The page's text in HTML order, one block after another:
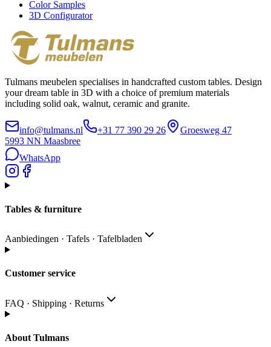
Color Samples
3D Configurator
Tulmans meubelen specialises in handcrafted custom tables. Design
your dream table in 3D with a choice of premium materials
including solid oak, walnut, ceramic and granite.
info@tulmans.nl +31 77 390 29 26
Groesweg 47
5993 NN Maasbree
WhatsApp
Tables & furniture
Aanbiedingen · Tafels · Tafelbladen
Customer service
FAQ · Shipping · Returns
About Tulmans